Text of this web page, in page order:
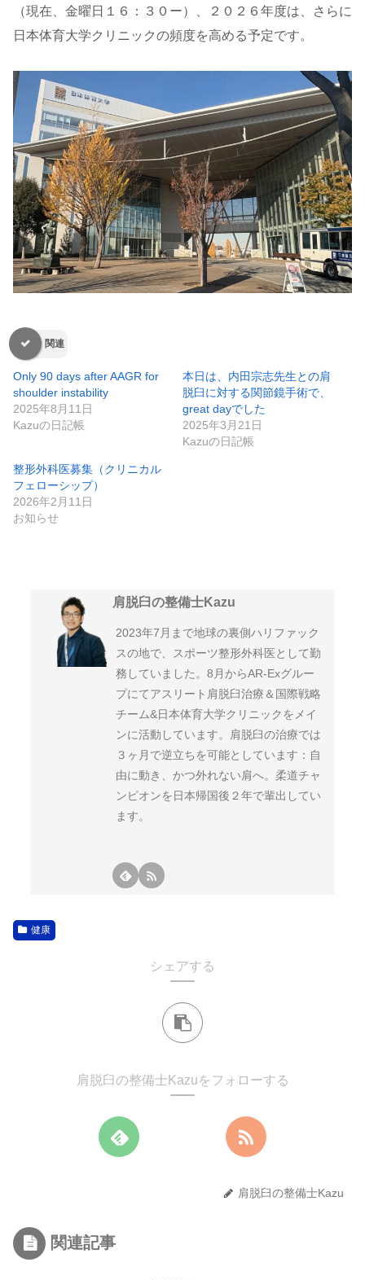
（現在、金曜日１６：３０ー）、２０２６年度は、さらに
日本体育大学クリニックの頻度を高める予定です。
関連
Only 90 days after AAGR for
shoulder instability
2025年8月11日
Kazuの日記帳
本日は、内田宗志先生との肩
脱臼に対する関節鏡手術で、
great dayでした
2025年3月21日
Kazuの日記帳
整形外科医募集（クリニカル
フェローシップ）
2026年2月11日
お知らせ
肩脱臼の整備士Kazu
2023年7月まで地球の裏側ハリファック
スの地で、スポーツ整形外科医として勤
務していました。8月からAR-Exグルー
プにてアスリート肩脱臼治療＆国際戦略
チーム&日本体育大学クリニックをメイ
ンに活動しています。肩脱臼の治療では
３ヶ月で逆立ちを可能としています：自
由に動き、かつ外れない肩へ。柔道チャ
ンピオンを日本帰国後２年で輩出してい
ます。
健康
シェアする
肩脱臼の整備士Kazuをフォローする
肩脱臼の整備士Kazu
関連記事